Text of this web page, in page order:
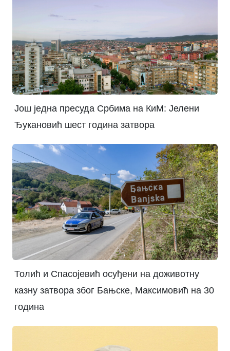
Још једна пресуда Србима на КиМ: Јелени
Ђукановић шест година затвора
Толић и Спасојевић осуђени на доживотну
казну затвора због Бањске, Максимовић на 30
година